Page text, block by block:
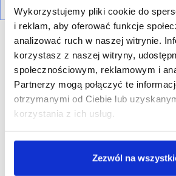
Wykorzystujemy pliki cookie do
i reklam, aby oferować funkcje
analizować ruch w naszej witrynie.
korzystasz z naszej witryny,
społecznościowym, reklamowym i
Partnerzy mogą połączyć te
otrzymanymi od Ciebie lub
korzystania z ich usług.
Zezwól na
R E K L A M A